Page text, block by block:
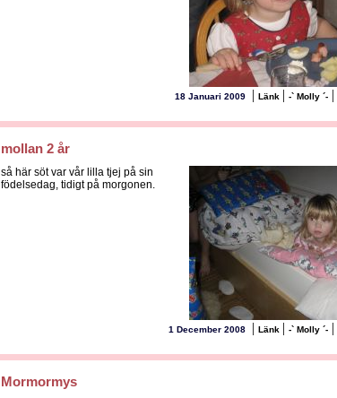
18 Januari 2009 | Länk | -` Molly ´- |
mollan 2 år
så här söt var vår lilla tjej på sin
födelsedag, tidigt på morgonen.
1 December 2008 | Länk | -` Molly ´- |
Mormormys